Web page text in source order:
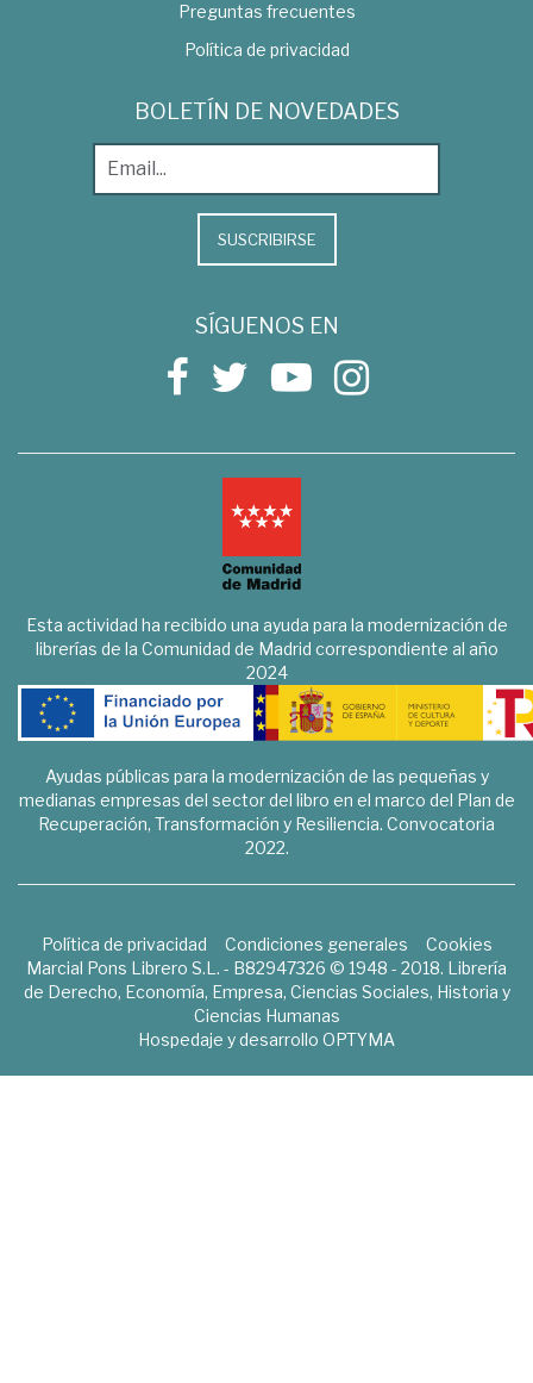
Preguntas frecuentes
Política de privacidad
BOLETÍN DE NOVEDADES
SUSCRIBIRSE
SÍGUENOS EN
Esta actividad ha recibido una ayuda para la modernización de
librerías de la Comunidad de Madrid correspondiente al año
2024
Ayudas públicas para la modernización de las pequeñas y
medianas empresas del sector del libro en el marco del Plan de
Recuperación, Transformación y Resiliencia. Convocatoria
2022.
Política de privacidad Condiciones generales
Cookies
Marcial Pons Librero S.L. - B82947326 © 1948 - 2018. Librería
de Derecho, Economía, Empresa, Ciencias Sociales, Historia y
Ciencias Humanas
Hospedaje y desarrollo OPTYMA